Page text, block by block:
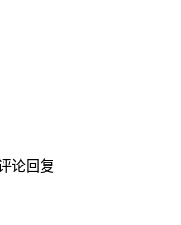
论回复